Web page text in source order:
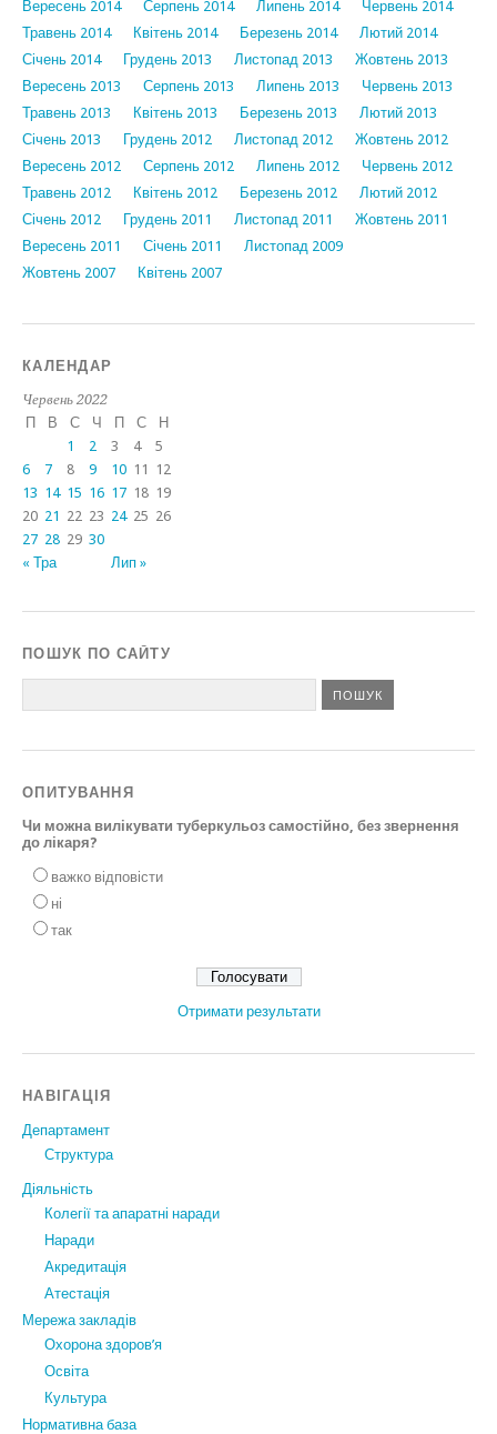
Вересень 2014 Серпень 2014 Липень 2014
Червень 2014
Травень 2014
Квітень 2014 Березень 2014
Лютий 2014
Січень 2014
Грудень 2013 Листопад 2013
Жовтень 2013
Вересень 2013
Серпень 2013 Липень 2013
Червень 2013
Травень 2013
Квітень 2013 Березень 2013
Лютий 2013
Січень 2013
Грудень 2012 Листопад 2012
Жовтень 2012
Вересень 2012
Серпень 2012 Липень 2012
Червень 2012
Травень 2012
Квітень 2012 Березень 2012
Лютий 2012
Січень 2012
Грудень 2011 Листопад 2011
Жовтень 2011
Вересень 2011
Січень 2011
Листопад 2009
Жовтень 2007
Квітень 2007
КАЛЕНДАР
Червень 2022
П
В С Ч П С Н
« Тра Лип »
1 2 3 4
5
6
7 8 9 10 11
12
13 14 15 16 17 18 19
20 21 22 23 24 25 26
27 28 29 30
ПОШУК ПО САЙТУ
ОПИТУВАННЯ
Чи можна вилікувати туберкульоз самостійно, без звернення
до лікаря?
важко відповісти
ні
так
Отримати результати
НАВІГАЦІЯ
Департамент
Структура
Діяльність
Колегії та апаратні наради
Наради
Акредитація
Атестація
Мережа закладів
Охорона здоров’я
Освіта
Культура
Нормативна база